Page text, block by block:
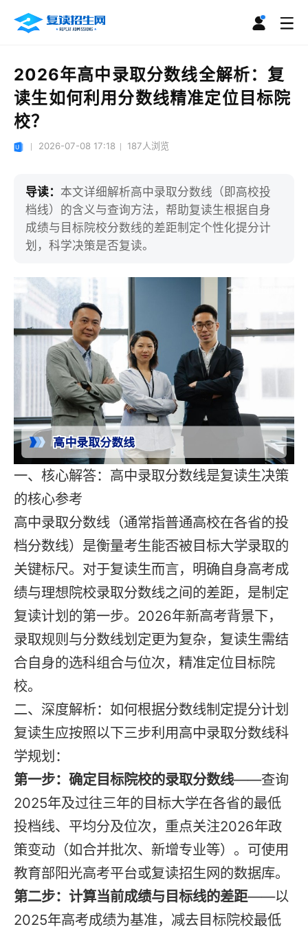
2026年高中录取分数线全解析：复
读生如何利用分数线精准定位目标院
校？
2026-07-08 17:18 187人浏览
导读： 本文详细解析高中录取分数线（即高校投
档线）的含义与查询方法，帮助复读生根据自身
成绩与目标院校分数线的差距制定个性化提分计
划，科学决策是否复读。
一、核心解答：高中录取分数线是复读生决策
的核心参考
高中录取分数线（通常指普通高校在各省的投
档分数线）是衡量考生能否被目标大学录取的
关键标尺。对于复读生而言，明确自身高考成
绩与理想院校录取分数线之间的差距，是制定
复读计划的第一步。2026年新高考背景下，
录取规则与分数线划定更为复杂，复读生需结
合自身的选科组合与位次，精准定位目标院
校。
二、深度解析：如何根据分数线制定提分计划
复读生应按照以下三步利用高中录取分数线科
学规划：
第一步：确定目标院校的录取分数线——查询
2025年及过往三年的目标大学在各省的最低
投档线、平均分及位次，重点关注2026年政
策变动（如合并批次、新增专业等）。可使用
教育部阳光高考平台或复读招生网的数据库。
第二步：计算当前成绩与目标线的差距——以
2025年高考成绩为基准，减去目标院校最低